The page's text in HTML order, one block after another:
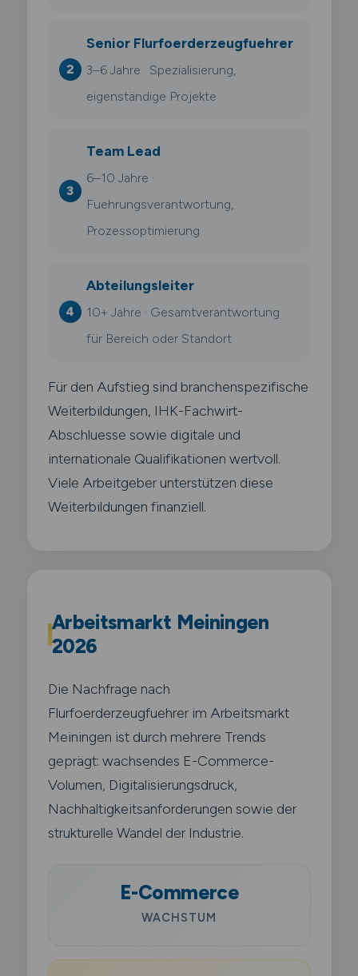
Senior Flurfoerderzeugfuehrer
3–6 Jahre · Spezialisierung,
eigenständige Projekte
Team Lead
6–10 Jahre ·
Fuehrungsverantwortung,
Prozessoptimierung
Abteilungsleiter
10+ Jahre · Gesamtverantwortung
für Bereich oder Standort
Für den Aufstieg sind branchenspezifische
Weiterbildungen, IHK-Fachwirt-
Abschluesse sowie digitale und
internationale Qualifikationen wertvoll.
Viele Arbeitgeber unterstützen diese
Weiterbildungen finanziell.
Arbeitsmarkt Meiningen
2026
Die Nachfrage nach
Flurfoerderzeugfuehrer im Arbeitsmarkt
Meiningen ist durch mehrere Trends
geprägt: wachsendes E-Commerce-
Volumen, Digitalisierungsdruck,
Nachhaltigkeitsanforderungen sowie der
strukturelle Wandel der Industrie.
E-Commerce
WACHSTUM